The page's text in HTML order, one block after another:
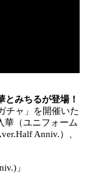
みちるが登場！
チャ」を開催いた
華（ユニフォーム
Anniv.）、
」